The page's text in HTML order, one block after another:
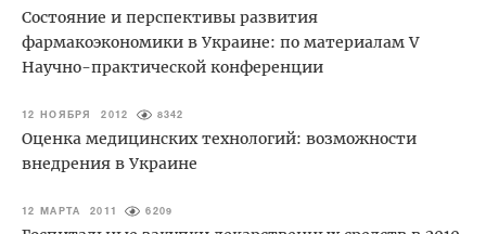
Состояние и перспективы развития
фармакоэкономики в Украине: по материалам V
Научно-практической конференции
12 НОЯБРЯ 2012 8342
Оценка медицинских технологий: возможности
внедрения в Украине
12 МАРТА 2011 6209